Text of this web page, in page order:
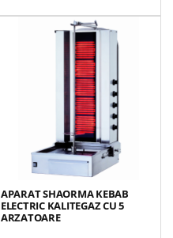
Sticla Termorezistenta ROBAX
Motor Reversibil, Amplasat In Partea
Tava Sustinere Carne Reglabila Pe 3
Arzatoarele Se Pot Apropia De Carne
Greutate Echipamente: 35 Kg
*Accesorii Incluse:Aripioare Si Tava
APARAT SHAORMA KEBAB
ELECTRIC KALITEGAZ CU 5
ARZATOARE